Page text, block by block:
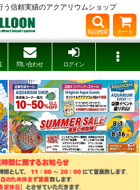
信頼実績のアクアリウムショップ
商品検索 カート
問い合わせ ログイン